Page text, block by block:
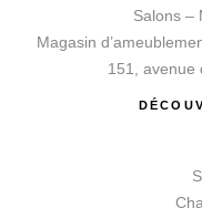
Salons –
Magasin
151, avenue